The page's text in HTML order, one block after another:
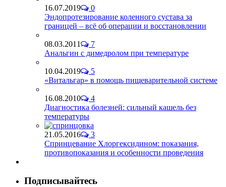
16.07.2019
0
Эндопротезирование коленного сустава за
границей – всё об операции и восстановлении
08.03.2011
7
Анальгин с димедролом при температуре
10.04.2019
5
«Витальгар» в помощь пищеварительной системе
16.08.2010
4
Диагностика болезней: сильный кашель без
температуры
21.05.2016
3
Спринцевание Хлоргексидином: показания,
противопоказания и особенности проведения
Подписывайтесь